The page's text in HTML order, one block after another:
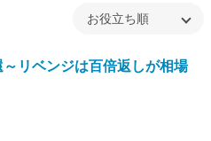
リベンジは百倍返しが相場